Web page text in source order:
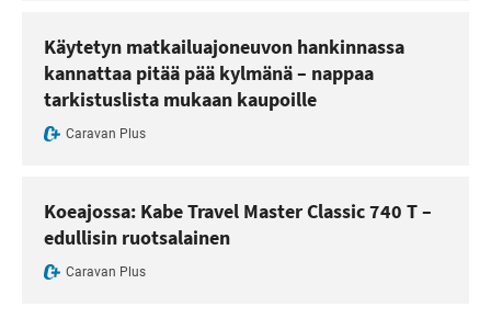
Käytetyn matkailuajoneuvon hankinnassa
kannattaa pitää pää kylmänä – nappaa
tarkistuslista mukaan kaupoille
Caravan Plus
Koeajossa: Kabe Travel Master Classic 740 T –
edullisin ruotsalainen
Caravan Plus